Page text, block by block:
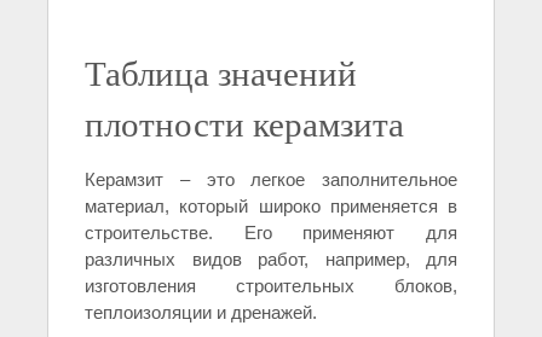
Таблица значений
плотности керамзита
Керамзит – это легкое заполнительное
материал, который широко применяется в
строительстве. Его применяют для
различных видов работ, например, для
изготовления строительных блоков,
теплоизоляции и дренажей.